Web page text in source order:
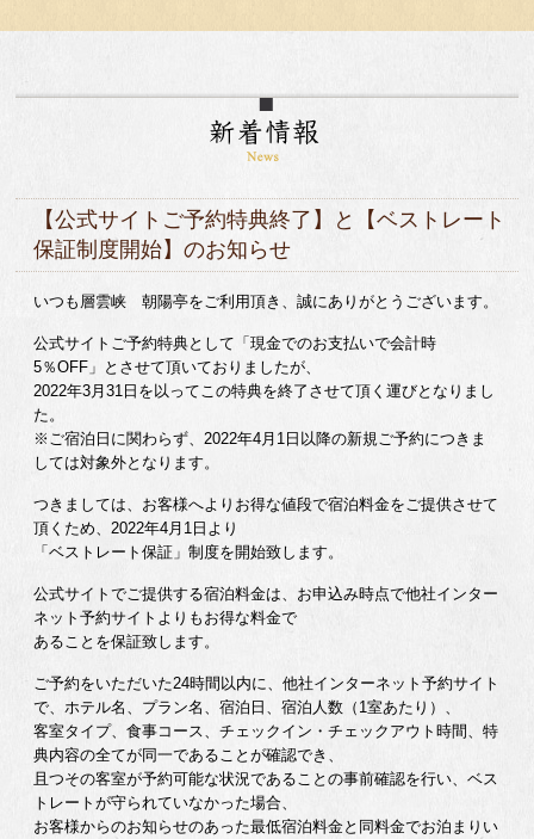
【公式サイトご予約特典終了】と【ベストレート
保証制度開始】のお知らせ
いつも層雲峡 朝陽亭をご利用頂き、誠にありがとうございます。
公式サイトご予約特典として「現金でのお支払いで会計時
5％OFF」とさせて頂いておりましたが、
2022年3月31日を以ってこの特典を終了させて頂く運びとなりまし
た。
※ご宿泊日に関わらず、2022年4月1日以降の新規ご予約につきま
しては対象外となります。
つきましては、お客様へよりお得な値段で宿泊料金をご提供させて
頂くため、2022年4月1日より
「ベストレート保証」制度を開始致します。
公式サイトでご提供する宿泊料金は、お申込み時点で他社インター
ネット予約サイトよりもお得な料金で
あることを保証致します。
ご予約をいただいた24時間以内に、他社インターネット予約サイト
で、ホテル名、プラン名、宿泊日、宿泊人数（1室あたり）、
客室タイプ、食事コース、チェックイン・チェックアウト時間、特
典内容の全てが同一であることが確認でき、
且つその客室が予約可能な状況であることの事前確認を行い、ベス
トレートが守られていなかった場合、
お客様からのお知らせのあった最低宿泊料金と同料金でお泊まりい